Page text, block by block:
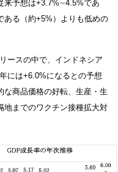
来予想は+3.7%∼4.5%であ
ある（約+5%）よりも低めの
ースの中で、インドネシア
には+6.0%になるとの予想
な商品価格の好転、生産・生
地までのワクチン接種拡大対